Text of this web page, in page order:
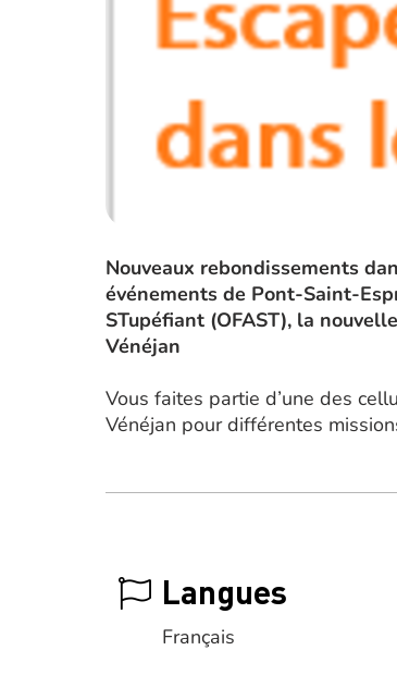
Nouveaux rebondissements
événements de Pont-Saint-
STupéfiant (OFAST), la
Vénéjan
Vous faites partie d’une des
Vénéjan pour différentes
Langues
Français